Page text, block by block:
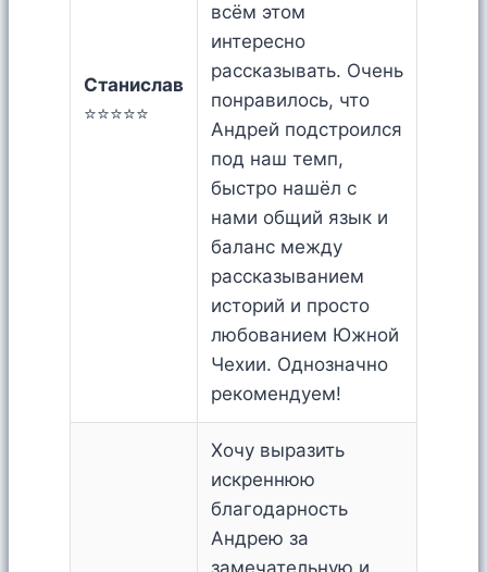
Станислав
⭐⭐⭐⭐⭐
всём этом
интересно
рассказывать. Очень
понравилось, что
Андрей подстроился
под наш темп,
быстро нашёл с
нами общий язык и
баланс между
рассказыванием
историй и просто
любованием Южной
Чехии. Однозначно
рекомендуем!
Хочу выразить
искреннюю
благодарность
Андрею за